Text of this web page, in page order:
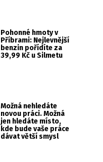
Pohonné hmoty v
Příbrami: Nejlevnější
benzin pořídíte za
39,99 Kč u Silmetu
Možná nehledáte
novou práci. Možná
jen hledáte místo,
kde bude vaše práce
dávat větší smysl